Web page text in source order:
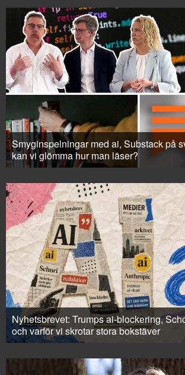
Smyginspelningar med ai, Substack på
kan vi glömma hur man läser?
Nyhetsbrevet: Trumps ai-blockering,
och varför vi skrotar stora bokstäver